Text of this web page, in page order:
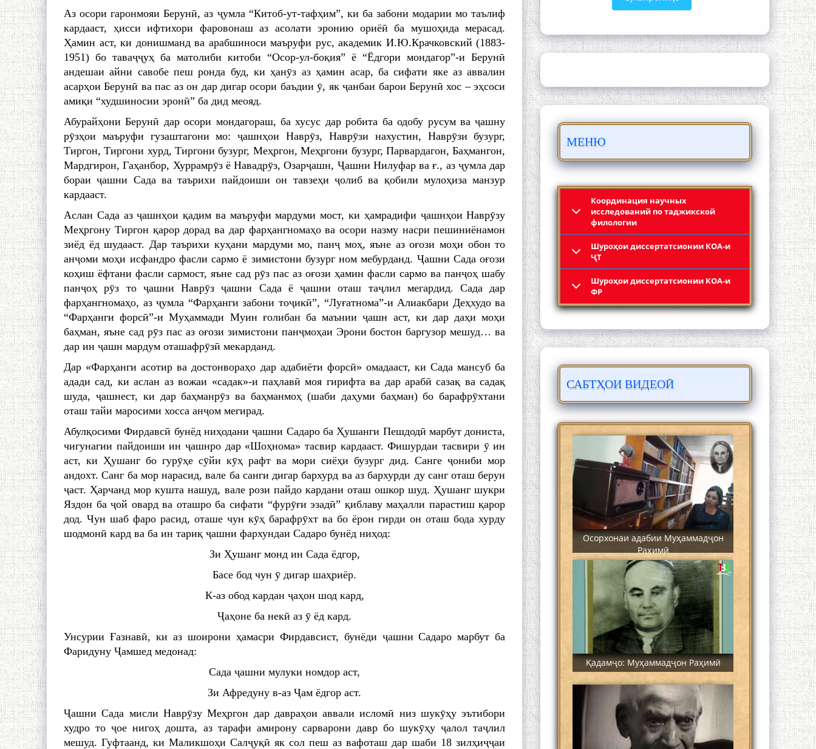
Аз осори гаронмояи Берунӣ, аз ҷумла “Китоб-ут-тафҳим”, ки ба забони модарии мо таълиф
кардааст, ҳисси ифтихори фаровонаш аз асолати эронию ориёӣ ба мушоҳида мерасад.
Ҳамин аст, ки донишманд ва арабшиноси маъруфи рус, академик И.Ю.Крачковский (1883-
1951) бо таваҷҷуҳ ба матолиби китоби “Осор-ул-боқия” ё “Ёдгори мондагор”-и Берунӣ
андешаи айни савобе пеш ронда буд, ки ҳанӯз аз ҳамин асар, ба сифати яке аз аввалин
асарҳои Берунӣ ва пас аз он дар дигар осори баъдии ӯ, як ҷанбаи барои Берунӣ хос – эҳсоси
амиқи “худшиносии эронӣ” ба дид меояд.
Абурайҳони Берунӣ дар осори мондагораш, ба хусус дар робита ба одобу русум ва ҷашну
рӯзҳои маъруфи гузаштагони мо: ҷашнҳои Наврӯз, Наврӯзи нахустин, Наврӯзи бузург,
Тиргон, Тиргони хурд, Тиргони бузург, Меҳргон, Меҳргони бузург, Парвардагон, Баҳмангон,
Мардгирон, Гаҳанбор, Хуррамрӯз ё Навадрӯз, Озарҷашн, Ҷашни Нилуфар ва ғ., аз ҷумла дар
бораи ҷашни Сада ва таърихи пайдоиши он тавзеҳи ҷолиб ва қобили мулоҳиза манзур
кардааст.
Аслан Сада аз ҷашнҳои қадим ва маъруфи мардуми мост, ки ҳамрадифи ҷашнҳои Наврӯзу
Меҳргону Тиргон қарор дорад ва дар фарҳангномаҳо ва осори назму насри пешиниёнамон
зиёд ёд шудааст. Дар таърихи куҳани мардуми мо, панҷ моҳ, яъне аз оғози моҳи обон то
анҷоми моҳи исфандро фасли сармо ё зимистони бузург ном мебурданд. Ҷашни Сада оғози
коҳиш ёфтани фасли сармост, яъне сад рӯз пас аз оғози ҳамин фасли сармо ва панҷоҳ шабу
панҷоҳ рӯз то ҷашни Наврӯз ҷашни Сада ё ҷашни оташ таҷлил мегардид. Сада дар
фарҳангномаҳо, аз ҷумла “Фарҳанги забони тоҷикӣ”, “Луғатнома”-и Алиакбари Деҳхудо ва
“Фарҳанги форсӣ”-и Муҳаммади Муин ғолибан ба маънии ҷашн аст, ки дар даҳи моҳи
баҳман, яъне сад рӯз пас аз оғози зимистони панҷмоҳаи Эрони бостон баргузор мешуд… ва
дар ин ҷашн мардум оташафрӯзӣ мекарданд.
Дар «Фарҳанги асотир ва достонвораҳо дар адабиёти форсӣ» омадааст, ки Сада мансуб ба
адади сад, ки аслан аз вожаи «садак»-и паҳлавӣ моя гирифта ва дар арабӣ сазақ ва садақ
шуда, ҷашнест, ки дар баҳманрӯз ва баҳманмоҳ (шаби даҳуми баҳман) бо барафрӯхтани
оташ тайи маросими хосса анҷом мегирад.
Абулқосими Фирдавсӣ бунёд ниҳодани ҷашни Садаро ба Ҳушанги Пешдодӣ марбут дониста,
чигунагии пайдоиши ин ҷашнро дар «Шоҳнома» тасвир кардааст. Фишурдаи тасвири ӯ ин
аст, ки Ҳушанг бо гурӯҳе сӯйи кӯҳ рафт ва мори сиёҳи бузург дид. Санге ҷониби мор
андохт. Санг ба мор нарасид, вале ба санги дигар бархурд ва аз бархурди ду санг оташ берун
ҷаст. Ҳарчанд мор кушта нашуд, вале рози пайдо кардани оташ ошкор шуд. Ҳушанг шукри
Яздон ба ҷой овард ва оташро ба сифати “фурӯғи эзадӣ” қиблаву маҳалли парастиш қарор
дод. Чун шаб фаро расид, оташе чун кӯҳ барафрӯхт ва бо ёрон гирди он оташ бода хурду
шодмонӣ кард ва ба ин тариқ ҷашни фархундаи Садаро бунёд ниҳод:
Зи Ҳушанг монд ин Сада ёдгор,
Басе бод чун ӯ дигар шаҳриёр.
К-аз обод кардан ҷаҳон шод кард,
Ҷаҳоне ба некӣ аз ӯ ёд кард.
Унсурии Ғазнавӣ, ки аз шоирони ҳамасри Фирдавсист, бунёди ҷашни Садаро марбут ба
Фаридуну Ҷамшед медонад:
Сада ҷашни мулуки номдор аст,
Зи Афредуну в-аз Ҷам ёдгор аст.
Ҷашни Сада мисли Наврӯзу Меҳргон дар давраҳои аввали исломӣ низ шукӯҳу эътибори
худро то ҷое нигоҳ дошта, аз тарафи амирону сарварони давр бо шукӯҳу ҷалол таҷлил
мешуд. Гуфтаанд, ки Маликшоҳи Салҷуқӣ як сол пеш аз вафоташ дар шаби 18 зилҳиҷҷаи
МЕНЮ
Координация научных
исследований по таджикской
филологии
Шyроҳои диссертатсионии КОА-и
ҶТ
Шyроҳои диссертатсионии КОА-и
ФР
САБТҲОИ ВИДЕОӢ
ШАРҲИ МУЛОҚОТ БО АҲЛИ ИЛМ ВА
МАОРИФИ КИШВАР АЗ ҶОНИБИ
БО 4 000 000 СОМОНӢ ПАЙКАРА ВА
СОХТА ШУД!
Кадамчо Худои Шарифзода
Сайре дар Осорхона Муҳаммадҷон
Раҳимӣ
Осорхонаи адабии Муҳаммадҷон
Раҳимӣ
Қадамҷо: Муҳаммадҷон Раҳимӣ